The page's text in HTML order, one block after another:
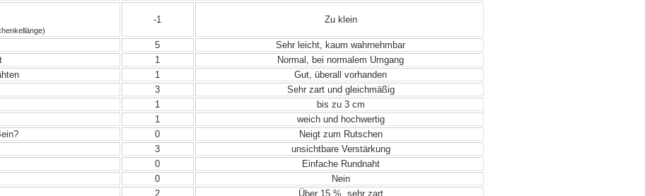
-1 Zu klein
5
Sehr leicht, kaum wahrnehmbar
1
Normal, bei normalem Umgang
1
Gut, überall vorhanden
3
Sehr zart und gleichmäßig
1
bis zu 3 cm
1
weich und hochwertig
0
Neigt zum Rutschen
3
unsichtbare Verstärkung
0
Einfache Rundnaht
0
Nein
2
Über 15 %, sehr zart